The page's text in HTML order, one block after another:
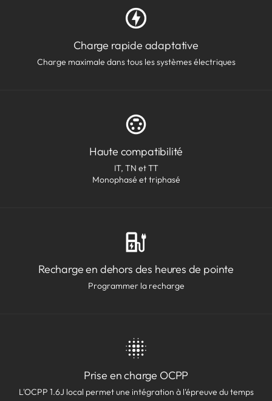
Charge rapide adaptative
Charge maximale dans tous les systèmes électriques
Haute compatibilité
IT, TN et TT
Monophasé et triphasé
Recharge en dehors des heures de pointe
Programmer la recharge
Prise en charge OCPP
L'OCPP 1.6J local permet une intégration à l'épreuve du temps